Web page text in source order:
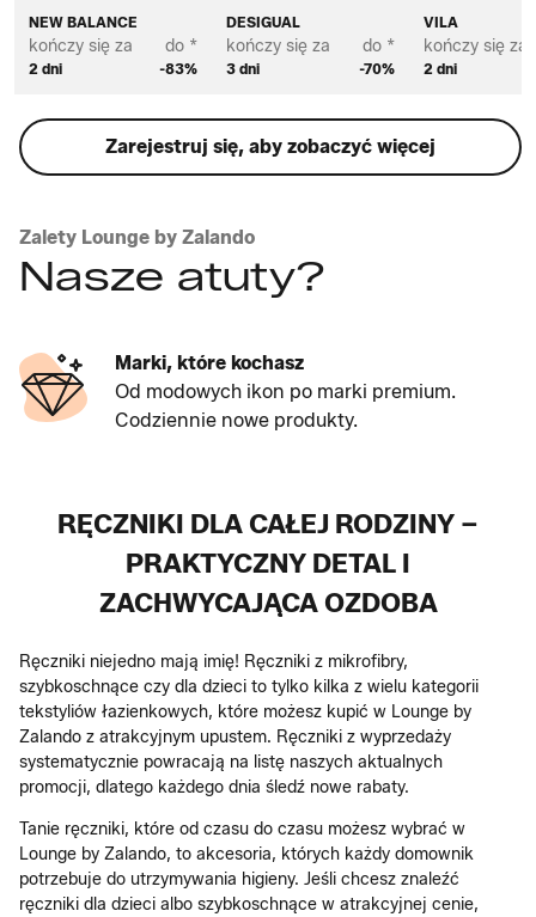
NEW BALANCE
kończy się za
2 dni
do *
-83%
DESIGUAL
kończy się za
3 dni
do *
-70%
VILA
kończy się za
2 dni
Zarejestruj się, aby zobaczyć więcej
Zalety Lounge by Zalando
Nasze atuty?
Marki, które kochasz
Od modowych ikon po marki premium.
Codziennie nowe produkty.
RĘCZNIKI DLA CAŁEJ RODZINY –
PRAKTYCZNY DETAL I
ZACHWYCAJĄCA OZDOBA
Ręczniki niejedno mają imię! Ręczniki z mikrofibry,
szybkoschnące czy dla dzieci to tylko kilka z wielu kategorii
tekstyliów łazienkowych, które możesz kupić w Lounge by
Zalando z atrakcyjnym upustem. Ręczniki z wyprzedaży
systematycznie powracają na listę naszych aktualnych
promocji, dlatego każdego dnia śledź nowe rabaty.
Tanie ręczniki, które od czasu do czasu możesz wybrać w
Lounge by Zalando, to akcesoria, których każdy domownik
potrzebuje do utrzymywania higieny. Jeśli chcesz znaleźć
ręczniki dla dzieci albo szybkoschnące w atrakcyjnej cenie,